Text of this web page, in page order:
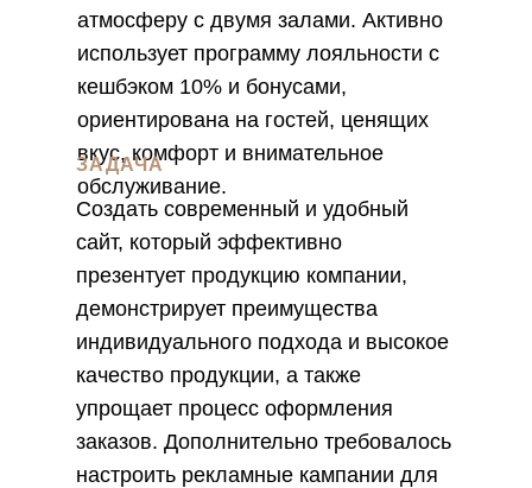
атмосферу с двумя залами. Активно
использует программу лояльности с
кешбэком 10% и бонусами,
ориентирована на гостей, ценящих
вкус, комфорт и внимательное
обслуживание.
Создать современный и удобный
сайт, который эффективно
презентует продукцию компании,
демонстрирует преимущества
индивидуального подхода и высокое
качество продукции, а также
упрощает процесс оформления
заказов. Дополнительно требовалось
настроить рекламные кампании для
ЗАДАЧА